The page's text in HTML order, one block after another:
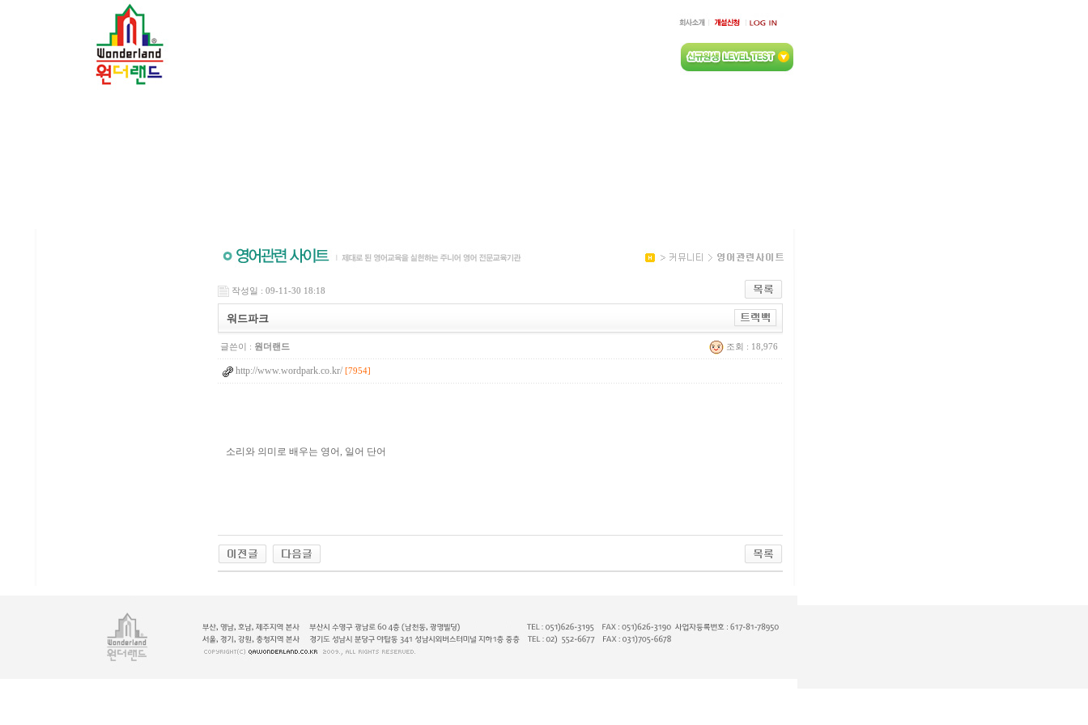
작성일 : 09-11-30 18:18
워드파크
글쓴이 : 원더랜드 조회 : 18,976
http://www.wordpark.co.kr/ [7954]
소리와 의미로 배우는 영어, 일어 단어